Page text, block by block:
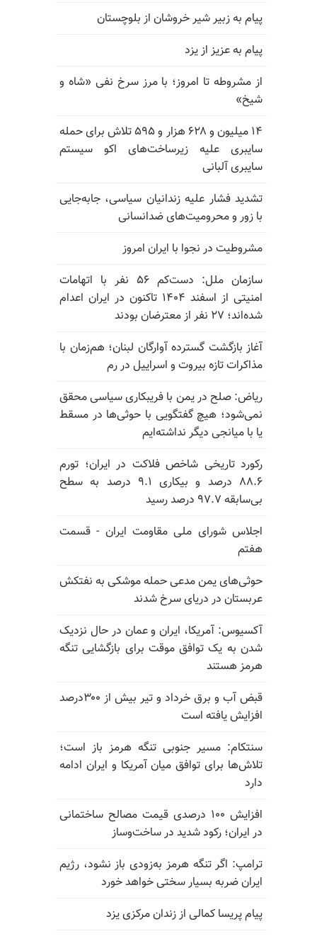
پیام به زبیر شیر خروشان از بلوچستان
پیام به عزیز از یزد
از مشروطه تا امروز؛ با مرز سرخ نفی «شاه و
شیخ»
۱۴ میلیون و ۶۲۸ هزار و ۵۹۵ تلاش برای حمله
سایبری علیه زیرساخت‌های اکو سیستم
سایبری آلبانی
تشدید فشار علیه زندانیان سیاسی، جابه‌جایی
با زور و محرومیت‌های ضدانسانی
مشروطیت در نجوا با ایران امروز
سازمان ملل: دست‌کم ۵۶ نفر با اتهامات
امنیتی از اسفند ۱۴۰۴ تاکنون در ایران اعدام
شده‌اند؛ ۲۷ نفر از معترضان بودند
آغاز بازگشت گسترده آوارگان لبنان؛ هم‌زمان با
مذاکرات تازه بیروت و اسراییل در رم
ریاض: صلح در یمن با فریبکاری سیاسی محقق
نمی‌شود؛ هیچ گفتگویی با حوثی‌ها در مسقط
یا با میانجی دیگر نداشته‌ایم
رکورد تاریخی شاخص فلاکت در ایران؛ تورم
۸۸.۶ درصد و بیکاری ۹.۱ درصد به سطح
بی‌سابقه ۹۷.۷ درصد رسید
اجلاس شورای ملی مقاومت ایران - قسمت
هفتم
حوثی‌های یمن مدعی حمله موشکی به نفتکش
عربستان در دریای سرخ شدند
آکسیوس: آمریکا، ایران و عمان در حال نزدیک
شدن به یک توافق موقت برای بازگشایی تنگه
هرمز هستند
قبض آب و برق خرداد و تیر بیش از ۳۰۰درصد
افزایش یافته است
سنتکام: مسیر جنوبی تنگه هرمز باز است؛
تلاش‌ها برای توافق میان آمریکا و ایران ادامه
دارد
افزایش ۱۰۰ درصدی قیمت مصالح ساختمانی
در ایران؛ رکود شدید در ساخت‌وساز
ترامپ: اگر تنگه هرمز به‌زودی باز نشود، رژیم
ایران ضربه بسیار سختی خواهد خورد
پیام پریسا کمالی از زندان مرکزی یزد